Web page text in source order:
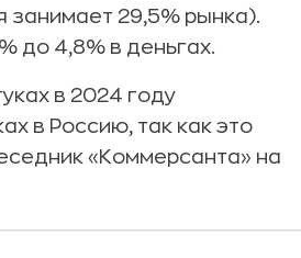
занимает 29,5% рынка).
до 4,8% в деньгах.
в 2024 году
в Россию, так как это
«Коммерсанта» на